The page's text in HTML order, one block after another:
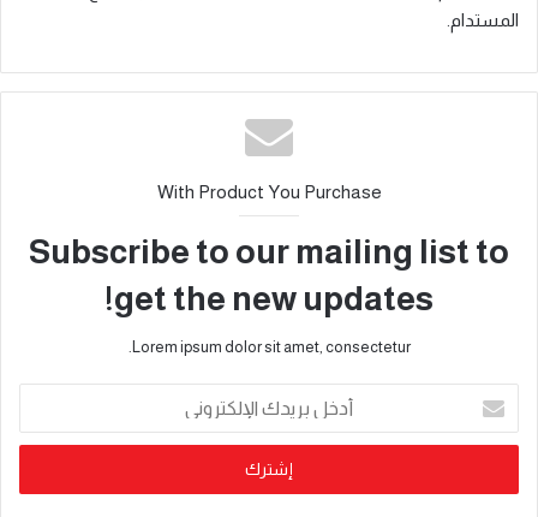
المستدام.
With Product You Purchase
Subscribe to our mailing list to
get the new updates!
Lorem ipsum dolor sit amet, consectetur.